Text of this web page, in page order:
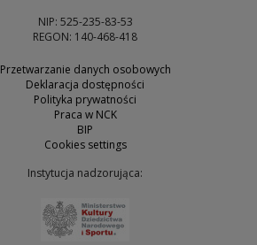
NIP: 525-235-83-53
REGON: 140-468-418
Przetwarzanie danych osobowych
Deklaracja dostępności
Polityka prywatności
Praca w NCK
BIP
Cookies settings
Instytucja nadzorująca: